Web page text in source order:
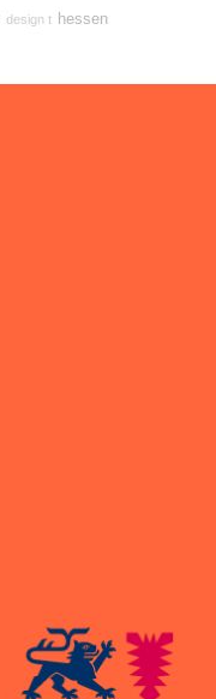
design t hessen